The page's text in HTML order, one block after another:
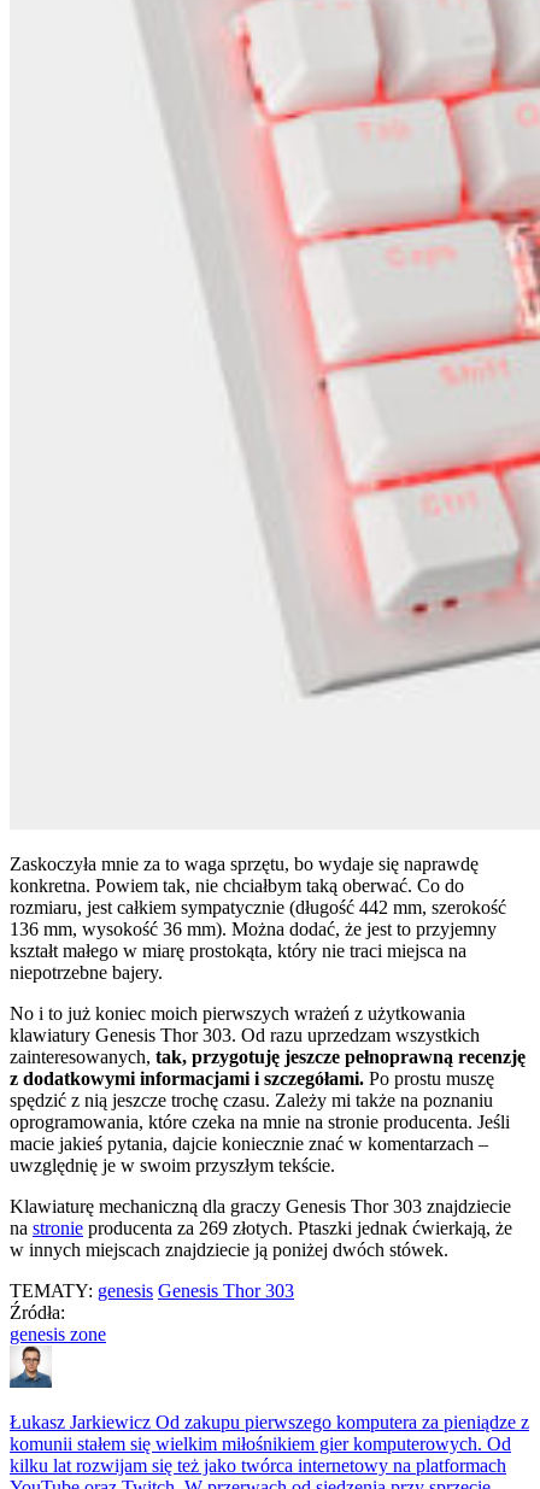
Zaskoczyła mnie za to waga sprzętu, bo wydaje się naprawdę
konkretna. Powiem tak, nie chciałbym taką oberwać. Co do
rozmiaru, jest całkiem sympatycznie (długość 442 mm, szerokość
136 mm, wysokość 36 mm). Można dodać, że jest to przyjemny
kształt małego w miarę prostokąta, który nie traci miejsca na
niepotrzebne bajery.
No i to już koniec moich pierwszych wrażeń z użytkowania
klawiatury Genesis Thor 303. Od razu uprzedzam wszystkich
zainteresowanych, tak, przygotuję jeszcze pełnoprawną recenzję
z dodatkowymi informacjami i szczegółami. Po prostu muszę
spędzić z nią jeszcze trochę czasu. Zależy mi także na poznaniu
oprogramowania, które czeka na mnie na stronie producenta. Jeśli
macie jakieś pytania, dajcie koniecznie znać w komentarzach –
uwzględnię je w swoim przyszłym tekście.
Klawiaturę mechaniczną dla graczy Genesis Thor 303 znajdziecie
na stronie producenta za 269 złotych. Ptaszki jednak ćwierkają, że
w innych miejscach znajdziecie ją poniżej dwóch stówek.
TEMATY: genesis Genesis Thor 303
Źródła:
genesis zone
Łukasz Jarkiewicz Od zakupu pierwszego komputera za pieniądze z
komunii stałem się wielkim miłośnikiem gier komputerowych. Od
kilku lat rozwijam się też jako twórca internetowy na platformach